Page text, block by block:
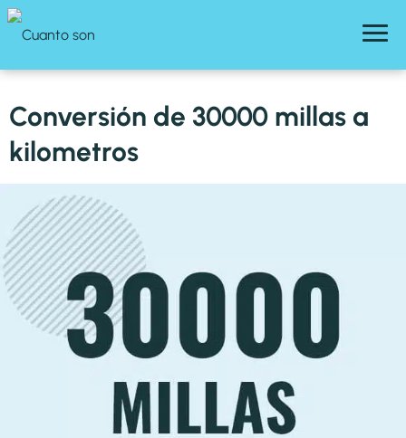
Conversión de 30000 millas a
kilometros